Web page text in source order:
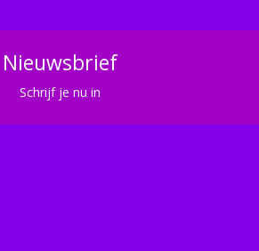
Nieuwsbrief
Schrijf je nu in